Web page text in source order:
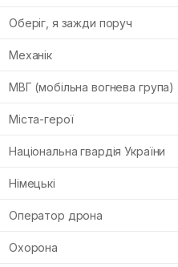
Оберіг, я зажди поруч
Механік
МВГ (мобільна вогнева група)
Міста-герої
Національна гвардія України
Німецькі
Оператор дрона
Охорона